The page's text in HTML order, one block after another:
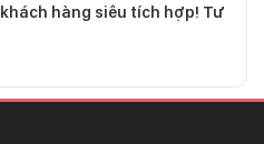
hàng siêu tích hợp! Tư